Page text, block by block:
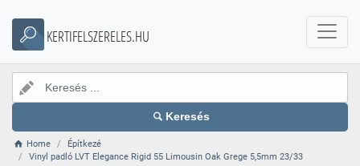
KERTIFELSZERELES.HU
Keresés
Home
Építkezé
Vinyl padló LVT Elegance Rigid 55 Limousin Oak Grege 5,5mm 23/33